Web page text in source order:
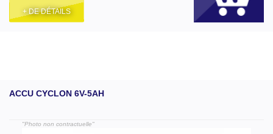
+ DE DÉTAILS
ACCU CYCLON 6V-5AH
"Photo non contractuelle"